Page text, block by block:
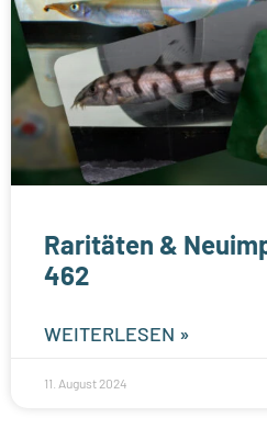
Raritäten &
462
WEITERLESEN »
11. August 2024